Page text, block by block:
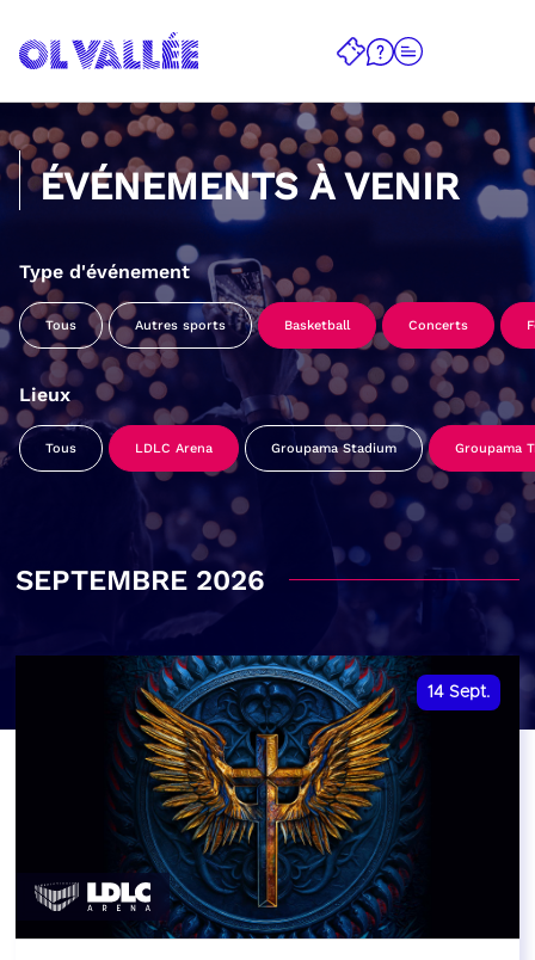
ÉVÉNEMENTS À VENIR
Type d'événement
Tous Autres sports Basketball Concerts
Lieux
Tous LDLC Arena Groupama Stadium Groupama
SEPTEMBRE 2026
14 Sept.